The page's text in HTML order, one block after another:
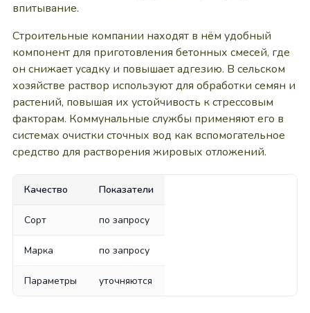
впитывание.
Строительные компании находят в нём удобный
компонент для приготовления бетонных смесей, где
он снижает усадку и повышает адгезию. В сельском
хозяйстве раствор используют для обработки семян и
растений, повышая их устойчивость к стрессовым
факторам. Коммунальные службы применяют его в
системах очистки сточных вод как вспомогательное
средство для растворения жировых отложений.
Качество Показатели
Сорт по запросу
Марка по запросу
Параметры уточняются